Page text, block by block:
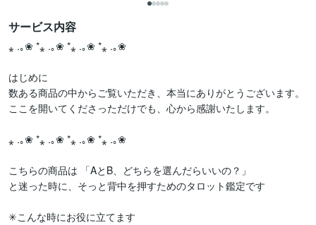
サービス内容
⁎ .｡❀ *⁎ .｡❀ *⁎ .｡❀ *⁎ .｡❀
はじめに
数ある商品の中からご覧いただき、本当にありがとうございます。
ここを開いてくださっただけでも、心から感謝いたします。
⁎ .｡❀ *⁎ .｡❀ *⁎ .｡❀ *⁎ .｡❀
こちらの商品は 「AとB、どちらを選んだらいいの？」
と迷った時に、そっと背中を押すためのタロット鑑定です
✳こんな時にお役に立てます